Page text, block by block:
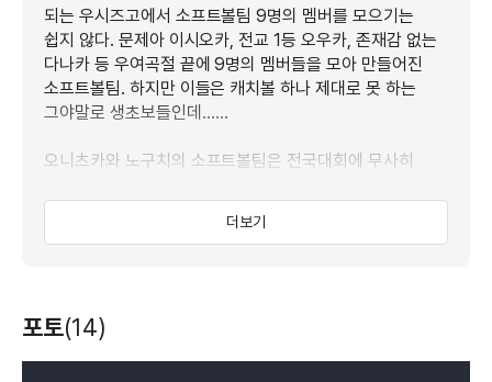
되는 우시즈고에서 소프트볼팀 9명의 멤버를 모으기는
쉽지 않다. 문제아 이시오카, 전교 1등 오우카, 존재감 없는
다나카 등 우여곡절 끝에 9명의 멤버들을 모아 만들어진
소프트볼팀. 하지만 이들은 캐치볼 하나 제대로 못 하는
그야말로 생초보들인데……
오니츠카와 노구치의 소프트볼팀은 전국대회에 무사히
사가현에서 실제로 전국대회에 도전했던 엉뚱한 소년들의
더보기
포토(14)